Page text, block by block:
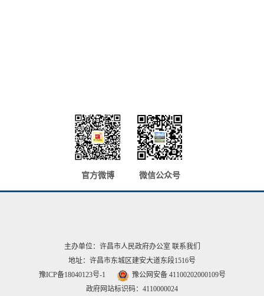
官方微博 微信公众号
主办单位：许昌市人民政府办公室 联系我们
地址：许昌市东城区建安大道东段1516号
豫ICP备18040123号-1
豫公网安备 41100202000109号
政府网站标识码：4110000024